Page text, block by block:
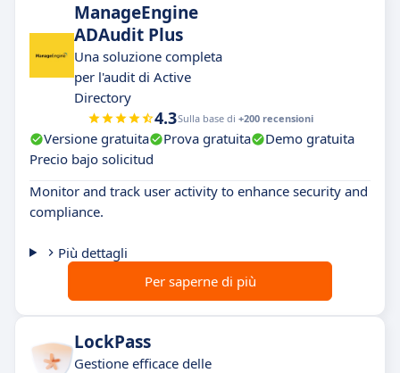
ManageEngine
ADAudit Plus
Una soluzione completa
per l'audit di Active
Directory
4.3Sulla base di +200 recensioni
Versione gratuita Prova gratuita
Demo gratuita
Precio bajo solicitud
Monitor and track user activity to enhance security and
compliance.
Più dettagli
Per saperne di più
LockPass
Gestione efficace delle